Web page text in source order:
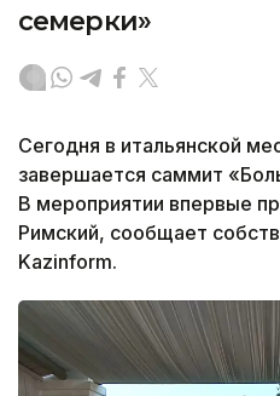
семерки»
Сегодня в итальянской
завершается саммит
В мероприятии впервые
Римский, сообщает
Kazinform.